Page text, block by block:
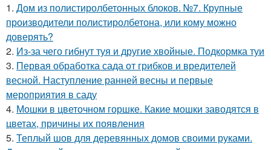
1. Дом из полистиролбетонных блоков. №7. Крупные
производители полистиролбетона, или кому можно
доверять?
2. Из-за чего гибнут туя и другие хвойные. Подкормка туи
3. Первая обработка сада от грибков и вредителей
весной. Наступление ранней весны и первые
мероприятия в саду
4. Мошки в цветочном горшке. Какие мошки заводятся в
цветах, причины их появления
5. Теплый шов для деревянных домов своими руками.